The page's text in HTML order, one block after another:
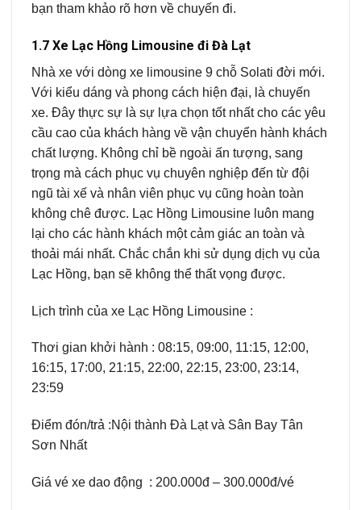
bạn tham khảo rõ hơn về chuyến đi.
1.7 Xe Lạc Hồng Limousine đi Đà Lạt
Nhà xe với dòng xe limousine 9 chỗ Solati đời mới.
Với kiểu dáng và phong cách hiện đại, là chuyến
xe. Đây thực sự là sự lựa chọn tốt nhất cho các yêu
cầu cao của khách hàng về vận chuyển hành khách
chất lượng. Không chỉ bề ngoài ấn tượng, sang
trọng mà cách phục vụ chuyên nghiệp đến từ đội
ngũ tài xế và nhân viên phục vụ cũng hoàn toàn
không chê được. Lạc Hồng Limousine luôn mang
lại cho các hành khách một cảm giác an toàn và
thoải mái nhất. Chắc chắn khi sử dụng dịch vụ của
Lạc Hồng, bạn sẽ không thể thất vọng được.
Lịch trình của xe Lạc Hồng Limousine :
Thơi gian khởi hành : 08:15, 09:00, 11:15, 12:00,
16:15, 17:00, 21:15, 22:00, 22:15, 23:00, 23:14,
23:59
Điểm đón/trả :Nội thành Đà Lạt và Sân Bay Tân
Sơn Nhất
Giá vé xe dao động : 200.000đ – 300.000đ/vé